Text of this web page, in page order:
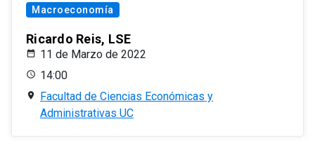
Macroeconomía
Ricardo Reis, LSE
11 de Marzo de 2022
14:00
Facultad de Ciencias Económicas y
Administrativas UC